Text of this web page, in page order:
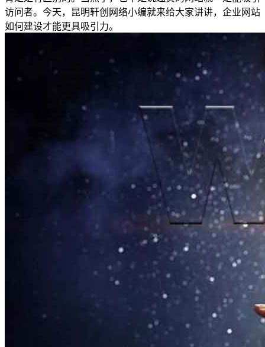
访问者。今天，昆明轩创网络小编就来给大家讲讲，企业网站
如何建设才能更具吸引力。